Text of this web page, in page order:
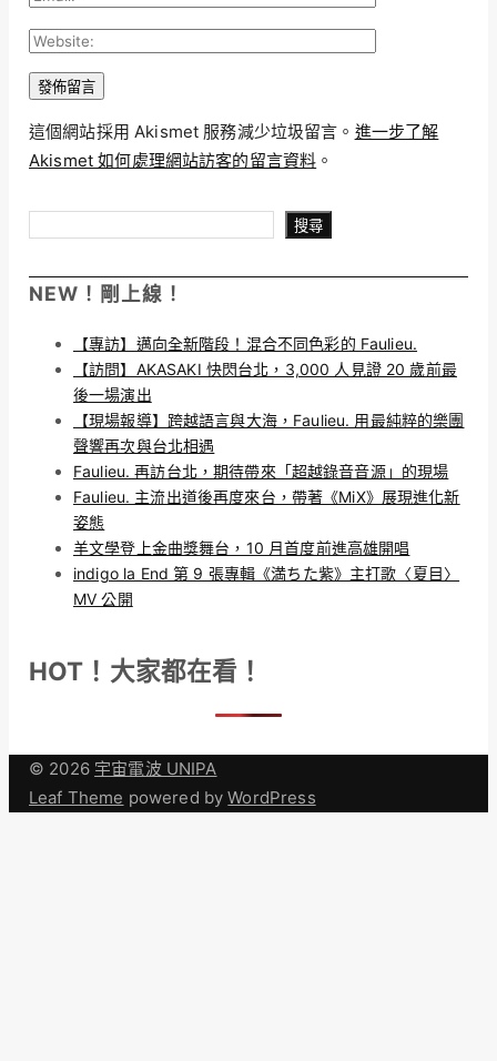
這個網站採用 Akismet 服務減少垃圾留言。 進一步了解
Akismet 如何處理網站訪客的留言資料 。
搜尋
NEW！剛上線！
【專訪】邁向全新階段！混合不同色彩的 Faulieu.
【訪問】AKASAKI 快閃台北，3,000 人見證 20 歲前最
後一場演出
【現場報導】跨越語言與大海，Faulieu. 用最純粹的樂團
聲響再次與台北相遇
Faulieu. 再訪台北，期待帶來「超越錄音音源」的現場
Faulieu. 主流出道後再度來台，帶著《MiX》展現進化新
姿態
羊文學登上金曲獎舞台，10 月首度前進高雄開唱
indigo la End 第 9 張專輯《満ちた紫》主打歌〈夏目〉
MV 公開
HOT！大家都在看！
© 2026 宇宙電波 UNIPA
Leaf Theme powered byWordPress